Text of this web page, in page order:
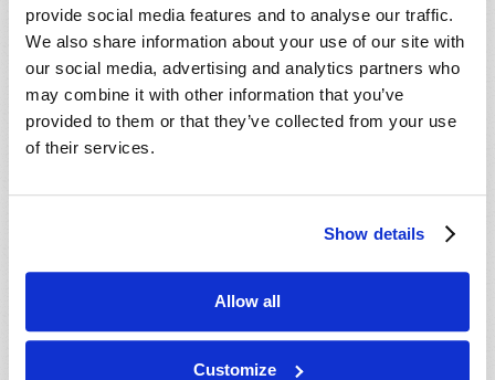
provide social media features and to analyse our traffic.
We also share information about your use of our site with
our social media, advertising and analytics partners who
may combine it with other information that you’ve
provided to them or that they’ve collected from your use
of their services.
Show details
Allow all
Customize